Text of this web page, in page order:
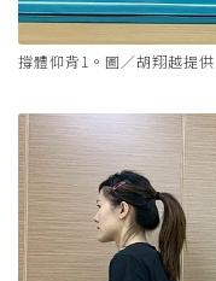
撐體仰背1。圖／胡翔越提供